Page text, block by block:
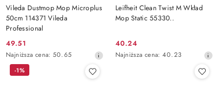
Vileda Dustmop Mop Microplus
50cm 114371 Vileda
Professional
Cena
promocyjna:
49.51
Najniższa
cena
Najniższa cena: 50.65
Leifheit Clean Twist M Wkład
Mop Static 55330..
Cena
promocyjna:
40.24
Najniższa
Najniższa cena: 40.23
-1%